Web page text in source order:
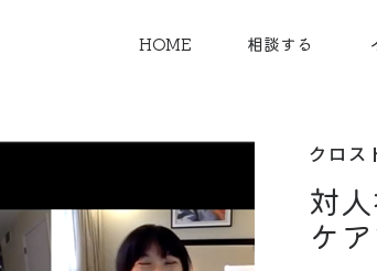
HOME 相談する
クロス
対
ケ